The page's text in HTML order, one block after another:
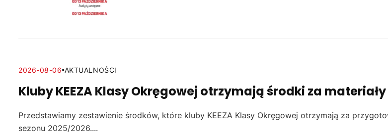
2026-08-06 AKTUALNOŚCI
Kluby KEEZA Klasy Okręgowej otrzymają środki za
Przedstawiamy zestawienie środków, które kluby KEEZA Klasy Okręgowej otrzymają za
sezonu 2025/2026....